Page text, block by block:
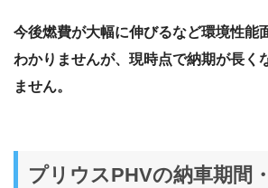
今後燃費が大幅に伸びるなど環境性能
わかりませんが、現時点で納期が長く
ません。
プリウスPHVの納車期間